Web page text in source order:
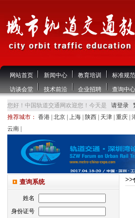
网站首页 新闻中心 教育培训 标准规范
访谈会堂 技术前沿 企业招聘 查询中心
您好！中国轨道交通网欢迎您！今天是 请登录
推荐城市： 香港 北京 上海 陕西 天津 重庆
云南
查询系统
姓名
身份证号
>>